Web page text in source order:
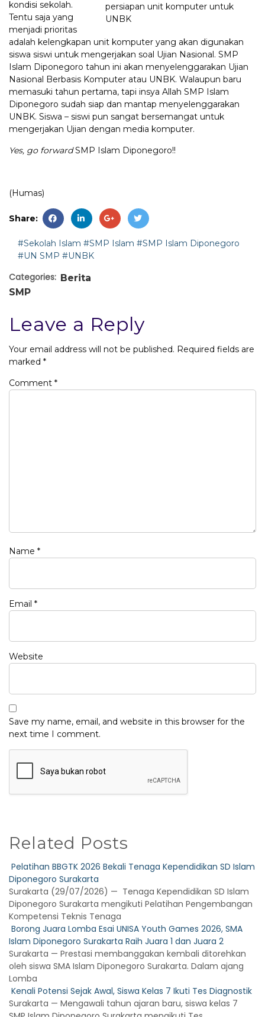
persiapan unit komputer untuk
UNBK
kondisi sekolah.
Tentu saja yang
menjadi prioritas
adalah kelengkapan unit komputer yang akan digunakan
siswa siswi untuk mengerjakan soal Ujian Nasional. SMP
Islam Diponegoro tahun ini akan menyelenggarakan Ujian
Nasional Berbasis Komputer atau UNBK. Walaupun baru
memasuki tahun pertama, tapi insya Allah SMP Islam
Diponegoro sudah siap dan mantap menyelenggarakan
UNBK. Siswa – siswi pun sangat bersemangat untuk
mengerjakan Ujian dengan media komputer.
Yes, go forwardSMP Islam Diponegoro!!
(Humas)
Share:
#Sekolah Islam #SMP Islam #SMP Islam Diponegoro
#UN SMP #UNBK
Categories: Berita
SMP
Leave a Reply
Your email address will not be published. Required fields are
marked *
Comment *
Name *
Email *
Website
Save my name, email, and website in this browser for the
next time I comment.
Related Posts
Pelatihan BBGTK 2026 Bekali Tenaga Kependidikan SD Islam
Diponegoro Surakarta
Surakarta (29/07/2026) — Tenaga Kependidikan SD Islam
Diponegoro Surakarta mengikuti Pelatihan Pengembangan
Kompetensi Teknis Tenaga
Borong Juara Lomba Esai UNISA Youth Games 2026, SMA
Islam Diponegoro Surakarta Raih Juara 1 dan Juara 2
Surakarta — Prestasi membanggakan kembali ditorehkan
oleh siswa SMA Islam Diponegoro Surakarta. Dalam ajang
Lomba
Kenali Potensi Sejak Awal, Siswa Kelas 7 Ikuti Tes Diagnostik
Surakarta — Mengawali tahun ajaran baru, siswa kelas 7